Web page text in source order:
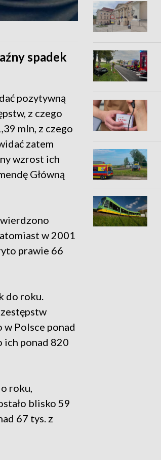
spadek
pozytywną
z czego
mln, z czego
zatem
wzrost ich
Główną
w 2001
prawie 66
do roku.
w Polsce ponad
ich ponad 820
roku,
blisko 59
67 tys. z